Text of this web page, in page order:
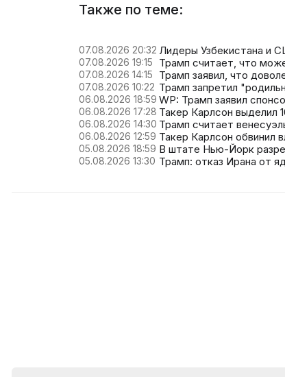
Также по теме:
07.08.2026 20:32 Лидеры Узбекистана и
07.08.2026 19:15 Трамп считает, что
07.08.2026 14:15 Трамп заявил, что
07.08.2026 10:22 Трамп запретил
06.08.2026 18:59 WP: Трамп заявил
06.08.2026 17:28 Такер Карлсон
06.08.2026 14:30 Трамп считает
06.08.2026 12:59 Такер Карлсон обвинил
05.08.2026 18:59 В штате Нью-Йорк
05.08.2026 13:30 Трамп: отказ Ирана от